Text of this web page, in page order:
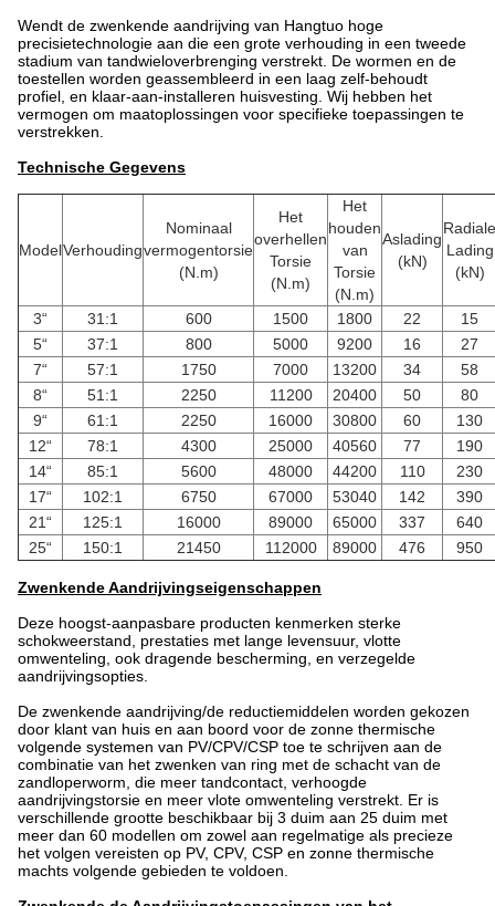
Wendt de zwenkende aandrijving van Hangtuo hoge
precisietechnologie aan die een grote verhouding in een tweede
stadium van tandwieloverbrenging verstrekt. De wormen en de
toestellen worden geassembleerd in een laag zelf-behoudt
profiel, en klaar-aan-installeren huisvesting. Wij hebben het
vermogen om maatoplossingen voor specifieke toepassingen te
verstrekken.
Technische Gegevens
ModelVerhouding
Nominaal
vermogentorsie
(N.m)
Het
overhellen
Torsie
(N.m)
Het
houden
van
Torsie
(N.m)
Aslading
(kN)
Radiale
Lading
(kN)
3“ 31:1 600 1500 1800 22
15
5“
37:1 800 5000 9200 16
27
7“
57:1 1750 7000 13200 34
58
8“
51:1 2250 11200 20400 50
80
9“
61:1 2250 16000 30800 60
130
12“
78:1 4300 25000 40560 77
190
14“
85:1 5600 48000 44200 110
230
17“
102:1 6750 67000 53040 142
390
21“
125:1 16000 89000 65000 337
640
25“
150:1 21450 112000 89000 476 950
Zwenkende Aandrijvingseigenschappen
Deze hoogst-aanpasbare producten kenmerken sterke
schokweerstand, prestaties met lange levensuur, vlotte
omwenteling, ook dragende bescherming, en verzegelde
aandrijvingsopties.
De zwenkende aandrijving/de reductiemiddelen worden gekozen
door klant van huis en aan boord voor de zonne thermische
volgende systemen van PV/CPV/CSP toe te schrijven aan de
combinatie van het zwenken van ring met de schacht van de
zandloperworm, die meer tandcontact, verhoogde
aandrijvingstorsie en meer vlote omwenteling verstrekt. Er is
verschillende grootte beschikbaar bij 3 duim aan 25 duim met
meer dan 60 modellen om zowel aan regelmatige als precieze
het volgen vereisten op PV, CPV, CSP en zonne thermische
machts volgende gebieden te voldoen.